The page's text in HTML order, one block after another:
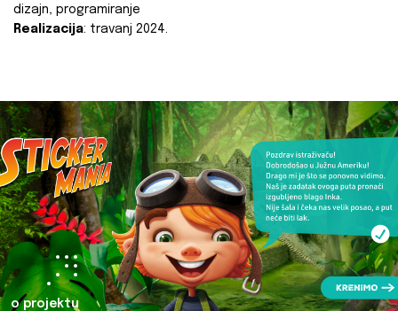
dizajn, programiranje
Realizacija: travanj 2024.
o projektu